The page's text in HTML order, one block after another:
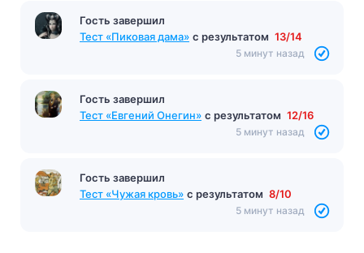
Гость завершил
Тест «Пиковая дама» с результатом 13/14
5 минут назад
Гость завершил
Тест «Евгений Онегин» с результатом 12/16
5 минут назад
Гость завершил
Тест «Чужая кровь» с результатом 8/10
5 минут назад